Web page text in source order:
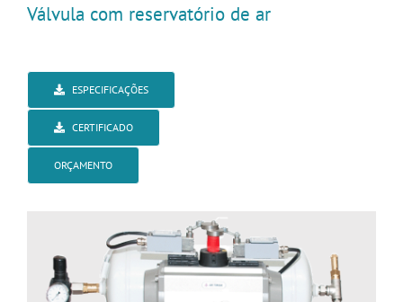
Válvula com reservatório de ar
ESPECIFICAÇÕES
CERTIFICADO
ORÇAMENTO